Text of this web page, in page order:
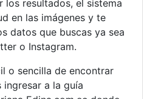
los resultados, el sistema
en las imágenes y te
datos que buscas ya sea
o Instagram.
o sencilla de encontrar
a la guía